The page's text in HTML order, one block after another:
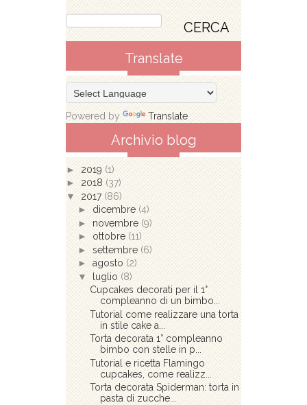
Translate
Powered by Translate
Archivio blog
► 2019 (1)
► 2018 (37)
▼ 2017 (86)
► dicembre (4)
► novembre (9)
► ottobre (11)
► settembre (6)
► agosto (2)
▼ luglio (8)
Cupcakes decorati per il 1°
compleanno di un bimbo...
Tutorial come realizzare una torta
in stile cake a...
Torta decorata 1° compleanno
bimbo con stelle in p...
Tutorial e ricetta Flamingo
cupcakes, come realizz...
Torta decorata Spiderman: torta in
pasta di zucche...